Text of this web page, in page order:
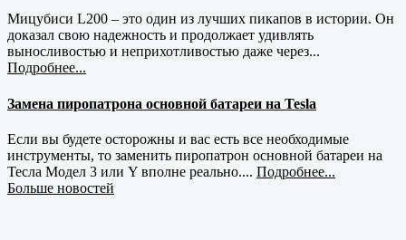
Мицубиси L200 – это один из лучших пикапов в истории. Он
доказал свою надежность и продолжает удивлять
выносливостью и неприхотливостью даже через...
Подробнее...
Замена пиропатрона основной батареи на Tesla
Если вы будете осторожны и вас есть все необходимые
инструменты, то заменить пиропатрон основной батареи на
Тесла Модел 3 или Y вполне реально.... Подробнее...
Больше новостей